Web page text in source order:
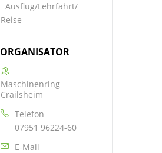
Ausflug/Lehrfahrt/
Reise
ORGANISATOR
Maschinenring
Crailsheim
Telefon
07951 96224-60
E-Mail